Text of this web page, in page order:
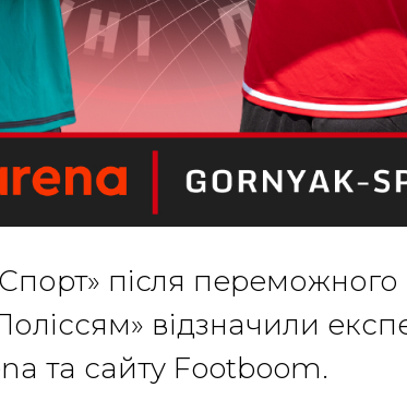
після переможного
відзначили
та сайту Footboom.